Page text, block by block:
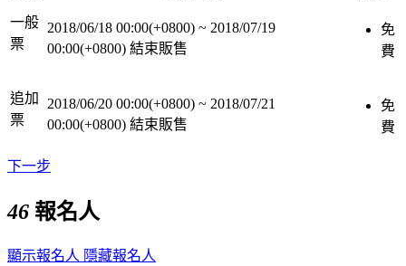
一般
票
2018/06/18 00:00(+0800) ~ 2018/07/19
00:00(+0800) 結束販售
免
費
追加
票
2018/06/20 00:00(+0800) ~ 2018/07/21
00:00(+0800) 結束販售
免
費
下一步
46 報名人
顯示報名人 隱藏報名人